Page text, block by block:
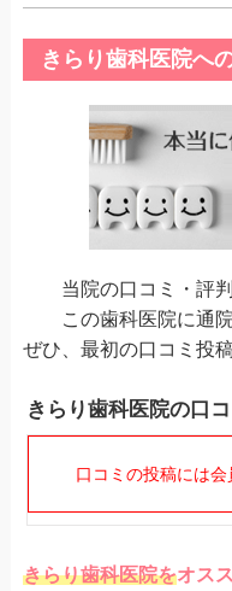
きらり歯科医院へ
当院の口コミ・評判
この歯科医院に通院
ぜひ、最初の口コミ投
きらり歯科医院の口
口コミの投稿には会
きらり歯科医院をオス